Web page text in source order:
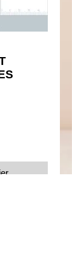
original